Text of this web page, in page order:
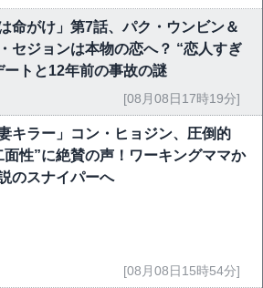
は命がけ」第7話、パク・ウンビン＆
セジョンは本物の恋へ？ “恋人すぎ
ートと12年前の事故の謎
[08月08日17時19分]
妻キラー」コン・ヒョジン、圧倒的
面性”に絶賛の声！ワーキングママか
のスナイパーへ
[08月08日15時54分]